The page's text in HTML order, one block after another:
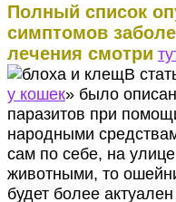
Полный список
симптомов
лечения смотри
В
у кошек» было
паразитов при
народными
сам по себе, на
животными, то
будет более